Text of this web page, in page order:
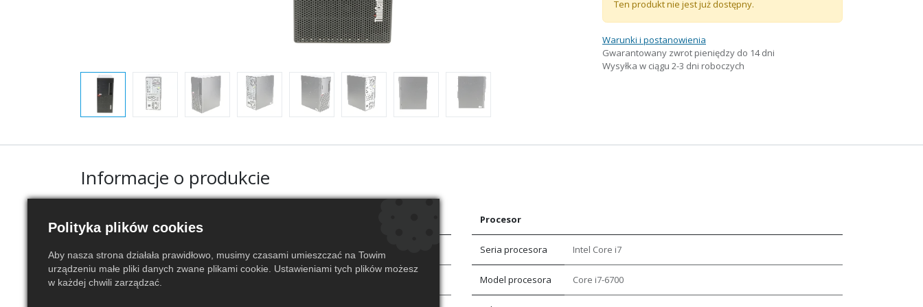
Ten produkt nie jest już dostępny.
Warunki i postanowienia
Gwarantowany zwrot pieniędzy do 14 dni
Wysyłka w ciągu 2-3 dni roboczych
Informacje o produkcie
Ogólne
Stan Używany
Grade
Procesor
Seria procesora Intel Core i7
Model procesora Core i7-6700
Polityka plików cookies
Aby nasza strona działała prawidłowo, musimy czasami umieszczać na Towim
urządzeniu małe pliki danych zwane plikami cookie. Ustawieniami tych plików możesz
w każdej chwili zarządzać.